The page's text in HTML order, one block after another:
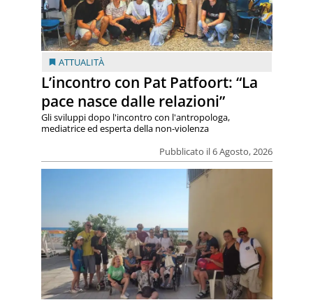
ATTUALITÀ
L’incontro con Pat Patfoort: “La
pace nasce dalle relazioni”
Pubblicato il 6 Agosto, 2026
Gli sviluppi dopo l'incontro con l'antropologa,
mediatrice ed esperta della non-violenza